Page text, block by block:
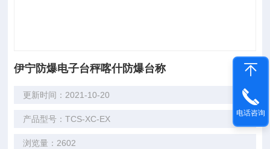
伊宁防爆电子台秤喀什防爆台称
更新时间：2021-10-20
产品型号：TCS-XC-EX
浏览量：2602
电话咨询